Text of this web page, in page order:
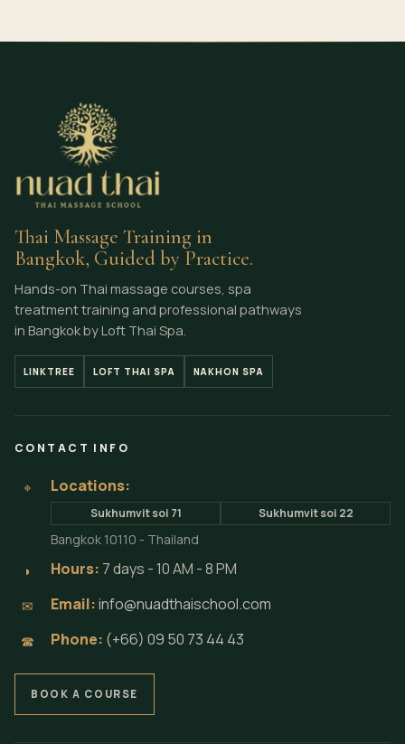
Thai Massage Training in
Bangkok, Guided by Practice.
Hands-on Thai massage courses, spa
treatment training and professional pathways
in Bangkok by Loft Thai Spa.
LINKTREE LOFT THAI SPA NAKHON SPA
CONTACT INFO
⌖ Locations:
Sukhumvit soi 71 Sukhumvit soi 22
Bangkok 10110 - Thailand
◗ Hours: 7 days - 10 AM - 8 PM
✉ Email:info@nuadthaischool.com
☎ Phone: (+66) 09 50 73 44 43
BOOK A COURSE